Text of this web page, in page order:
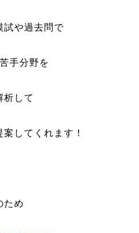
試や過去問で
手分野を
析して
してくれます！
ため